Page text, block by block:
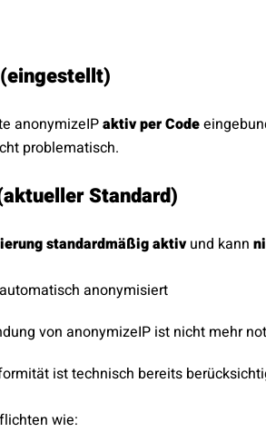
anonymizeIPaktiv per Code
problematisch.
Standard)
standardmäßig aktivund kann
anonymisiert
von anonymizeIP ist nicht mehr
ist technisch bereits
wie: